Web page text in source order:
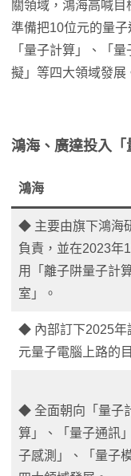
關領域，鴻海高喊
準備把10位元的量
「量子計算」、「
擬」等四大領域發展
鴻海、廣達投入
鴻海
◆ 主要由旗下鴻海
負責，並在2023年
用「離子阱量子計
室」。
◆ 內部訂下2025年
元量子電腦上路的
◆ 全面朝向「量子
算」、「量子通訊
子感測」、「量子